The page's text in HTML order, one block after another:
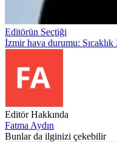
Editörün Seçtiği
İzmir hava durumu: Sıcaklık
Editör Hakkında
Fatma Aydın
Bunlar da ilginizi çekebilir